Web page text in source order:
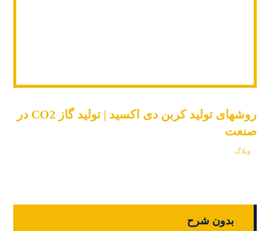
روشهای تولید کربن دی اکسید | تولید گاز CO2 در
صنعت
وبلاگ
بدون شرح